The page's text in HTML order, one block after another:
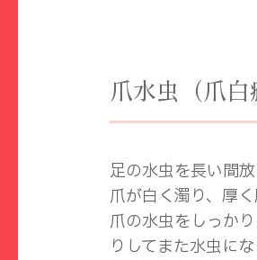
爪水虫（爪白
足の水虫を長い間
爪が白く濁り、厚
爪の水虫をしっか
りしてまた水虫にな